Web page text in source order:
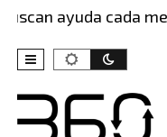
ayuda cada mes…